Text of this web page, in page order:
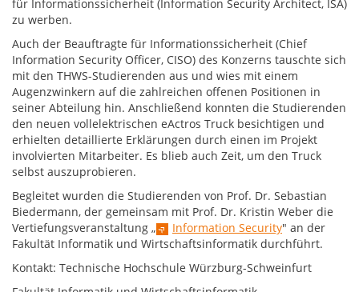
für Informationssicherheit (Information Security Architect, ISA)
zu werben.
Auch der Beauftragte für Informationssicherheit (Chief
Information Security Officer, CISO) des Konzerns tauschte sich
mit den THWS-Studierenden aus und wies mit einem
Augenzwinkern auf die zahlreichen offenen Positionen in
seiner Abteilung hin. Anschließend konnten die Studierenden
den neuen vollelektrischen eActros Truck besichtigen und
erhielten detaillierte Erklärungen durch einen im Projekt
involvierten Mitarbeiter. Es blieb auch Zeit, um den Truck
selbst auszuprobieren.
Begleitet wurden die Studierenden von Prof. Dr. Sebastian
Biedermann, der gemeinsam mit Prof. Dr. Kristin Weber die
Vertiefungsveranstaltung „
Information Security" an der
Fakultät Informatik und Wirtschaftsinformatik durchführt.
Kontakt: Technische Hochschule Würzburg-Schweinfurt